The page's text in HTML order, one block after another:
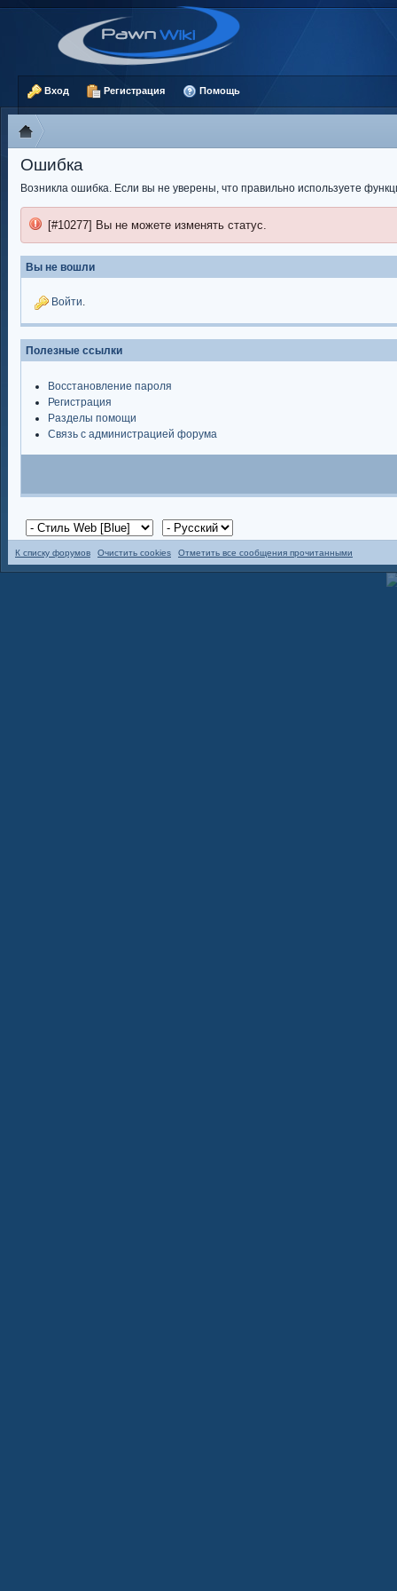
Вход Регистрация Помощь
Ошибка
Возникла ошибка. Если вы не уверены, что правильно используете
[#10277] Вы не можете изменять статус.
Вы не вошли
Войти.
Полезные ссылки
Восстановление пароля
Регистрация
Разделы помощи
Связь с администрацией форума
К списку форумов Очистить cookies Отметить все сообщения прочитанными